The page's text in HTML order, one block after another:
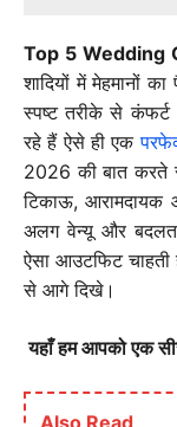
Top 5 Wedding
शादियों में मेहमानों
स्पष्ट तरीके से
रहे हैं ऐसे ही एक
2026 की बात करते
टिकाऊ, आरामदायक
अलग वेन्यू और
ऐसा आउटफिट चाहती
से आगे दिखे।
यहाँ हम आपको एक
Also Read